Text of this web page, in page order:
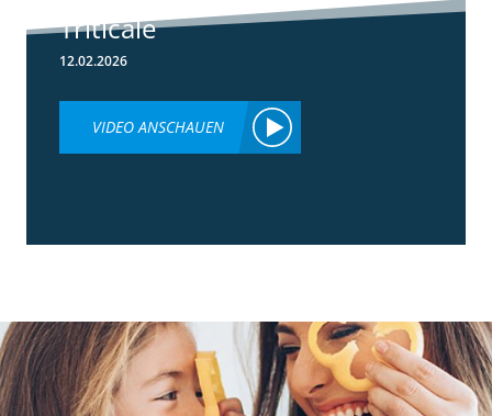
Triticale
12.02.2026
VIDEO ANSCHAUEN